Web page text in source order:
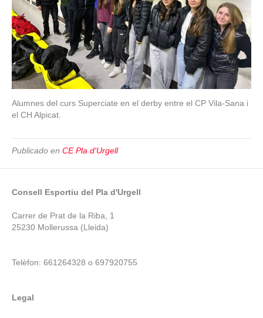
Alumnes del curs Superciate en el derby entre el CP Vila-Sana i
el CH Alpicat.
Publicado en CE Pla d'Urgell
Consell Esportiu del Pla d'Urgell
Carrer de Prat de la Riba, 1
25230 Mollerussa (Lleida)
Telèfon: 661264328 o 697920755
Legal